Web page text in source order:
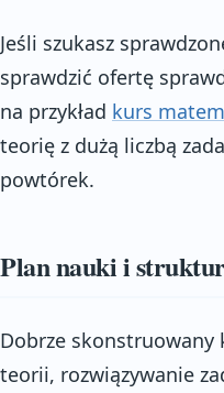
Jeśli szukasz
sprawdzić ofertę
na przykład kurs
teorię z dużą liczbą
powtórek.
Plan nauki i
Dobrze
teorii, rozwiązywanie